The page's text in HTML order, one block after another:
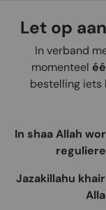
Aller au
Let op
In verband
momenteel
bestelling iets
In shaa Allah
Jazakillahu